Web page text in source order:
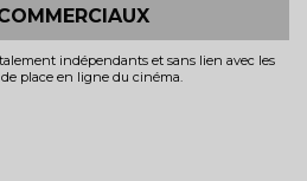
indépendants et sans lien avec les
place en ligne du cinéma.